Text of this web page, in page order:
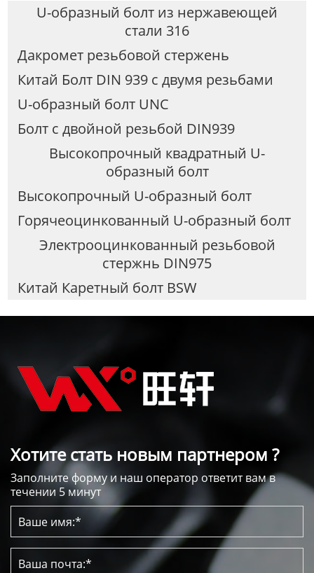
U-образный болт из нержавеющей
стали 316
Дакромет резьбовой стержень
Китай Болт DIN 939 с двумя резьбами
U-образный болт UNC
Болт с двойной резьбой DIN939
Высокопрочный квадратный U-
образный болт
Высокопрочный U-образный болт
Горячеоцинкованный U-образный болт
Электрооцинкованный резьбовой
стержнь DIN975
Китай Каретный болт BSW
Хотите стать новым партнером ?
Заполните форму и наш оператор ответит вам в
течении 5 минут